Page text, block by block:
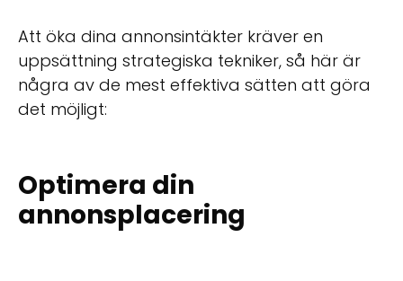
Att öka dina annonsintäkter kräver en
uppsättning strategiska tekniker, så här är
några av de mest effektiva sätten att göra
det möjligt:
Optimera din
annonsplacering